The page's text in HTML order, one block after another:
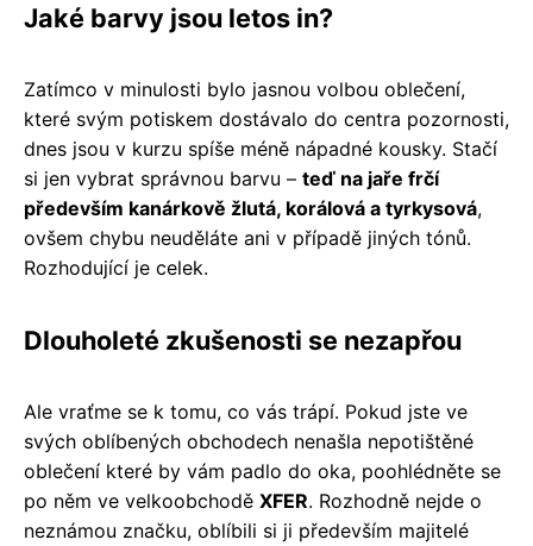
Jaké barvy jsou letos in?
Zatímco v minulosti bylo jasnou volbou oblečení,
které svým potiskem dostávalo do centra pozornosti,
dnes jsou v kurzu spíše méně nápadné kousky. Stačí
si jen vybrat správnou barvu – teď na jaře frčí
především kanárkově žlutá, korálová a tyrkysová,
ovšem chybu neuděláte ani v případě jiných tónů.
Rozhodující je celek.
Dlouholeté zkušenosti se nezapřou
Ale vraťme se k tomu, co vás trápí. Pokud jste ve
svých oblíbených obchodech nenašla nepotištěné
oblečení které by vám padlo do oka, poohlédněte se
po něm ve velkoobchodě XFER. Rozhodně nejde o
neznámou značku, oblíbili si ji především majitelé